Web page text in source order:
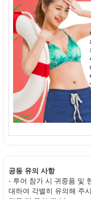
공동 유의 사항
- 투어 참가 시 귀중품 및
대하여 각별히 유의해 주